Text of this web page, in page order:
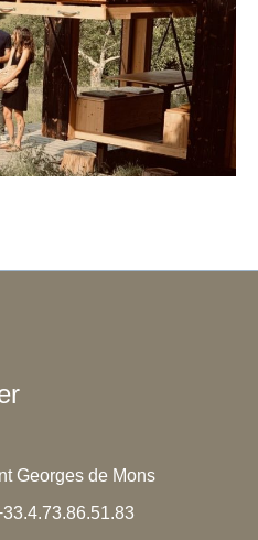
Georges de Mons